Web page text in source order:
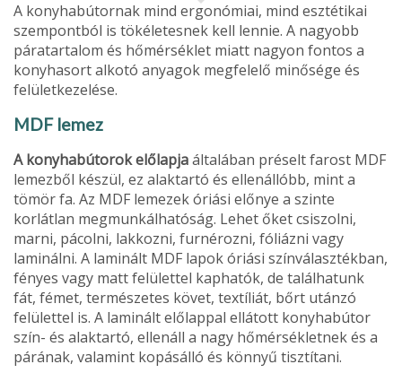
A konyhabútornak mind ergonómiai, mind esztétikai
szempontból is tökéletesnek kell lennie. A nagyobb
páratartalom és hőmér­séklet miatt nagyon fontos a
konyhasort alkotó anyagok megfelelő minősége és
felületkezelése.
MDF lemez
A konyhabútorok előlapjaáltalában préselt farost MDF
lemezből készül, ez alaktartó és ellenállóbb, mint a
tömör fa. Az MDF lemezek óriási előnye a szinte
korlátlan megmunkálhatóság. Lehet őket csiszolni,
marni, pácolni, lakkozni, furnérozni, fóliázni vagy
laminálni. A laminált MDF lapok óriási színválasztékban,
fényes vagy matt felülettel kaphatók, de talál­hatunk
fát, fémet, természetes követ, textíliát, bőrt utánzó
felülettel is. A laminált előlappal ellátott konyhabútor
szín- és alaktartó, ellen­áll a nagy hőmérsékletnek és a
párának, valamint kopásálló és könnyű tisztítani.